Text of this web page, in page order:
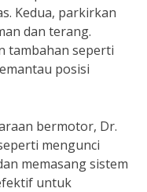
Kedua, parkirkan
dan terang.
tambahan seperti
posisi
bermotor, Dr.
mengunci
memasang sistem
untuk